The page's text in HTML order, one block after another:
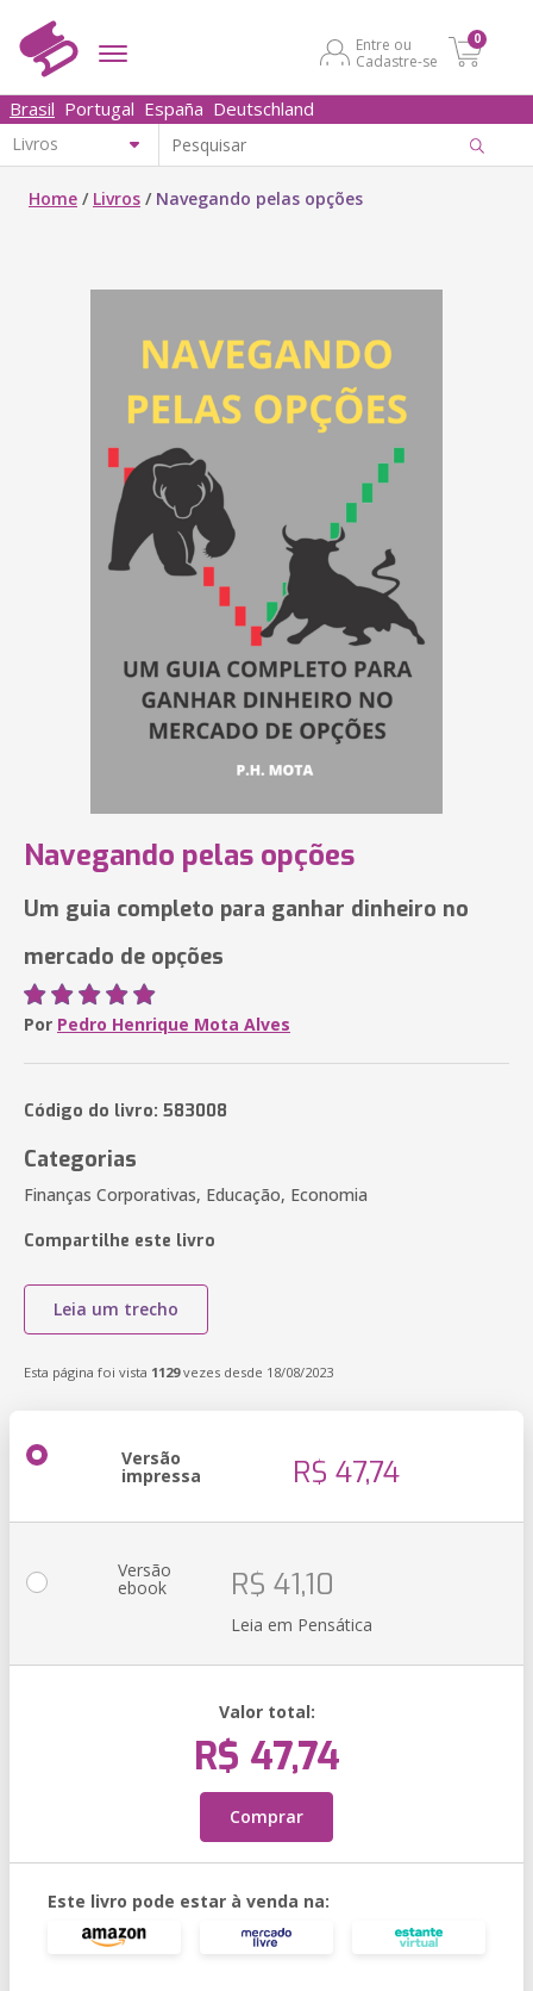
Entre ou
Cadastre-se
0
Brasil Portugal España Deutschland
Home / Livros / Navegando pelas opções
Navegando pelas opções
Um guia completo para ganhar dinheiro no
mercado de opções
Por Pedro Henrique Mota Alves
Código do livro: 583008
Categorias
Finanças Corporativas, Educação, Economia
Compartilhe este livro
Leia um trecho
Esta página foi vista 1129vezes desde 18/08/2023
Versão
impressa R$ 47,74
Versão
ebook R$ 41,10
Leia em Pensática
Valor total:
R$ 47,74
Comprar
Este livro pode estar à venda na: